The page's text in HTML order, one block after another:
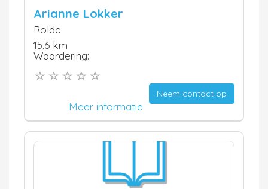
Arianne Lokker
Rolde
15.6 km
Waardering:
Neem contact op
Meer informatie